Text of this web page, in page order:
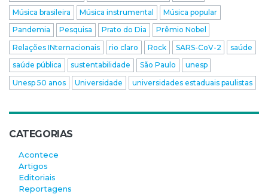
Música brasileira
Música instrumental
Música popular
Pandemia
Pesquisa Prato do Dia
Prêmio Nobel
Relações INternacionais
rio claro Rock SARS-CoV-2
saúde
saúde pública
sustentabilidade São Paulo
unesp
Unesp 50 anos
Universidade universidades estaduais paulistas
CATEGORIAS
Acontece
Artigos
Editoriais
Reportagens